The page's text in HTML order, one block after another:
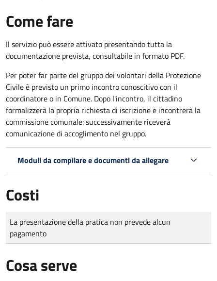
Come fare
Il servizio può essere attivato presentando tutta la
documentazione prevista, consultabile in formato PDF.
Per poter far parte del gruppo dei volontari della Protezione
Civile è previsto un primo incontro conoscitivo con il
coordinatore o in Comune. Dopo l'incontro, il cittadino
formalizzerà la propria richiesta di iscrizione e incontrerà la
commissione comunale: successivamente riceverà
comunicazione di accoglimento nel gruppo.
Moduli da compilare e documenti da allegare
Costi
Tipo di pagamento
Importo
La presentazione della pratica non prevede alcun
pagamento
Cosa serve